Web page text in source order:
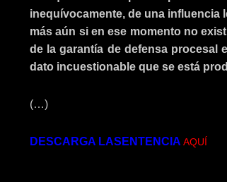
inequívocamente, de una influencia
más aún si en ese momento no
de la garantía de defensa procesal
dato incuestionable que se está
(…)
DESCARGA LASENTENCIA AQUÍ